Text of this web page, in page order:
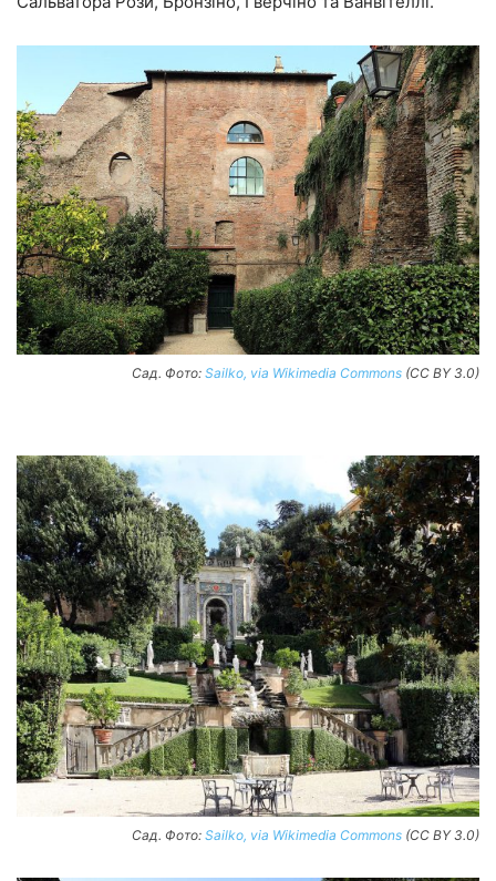
Сад. Фото: Sailko, via Wikimedia Commons (CC BY 3.0)
Сад. Фото: Sailko, via Wikimedia Commons (CC BY 3.0)